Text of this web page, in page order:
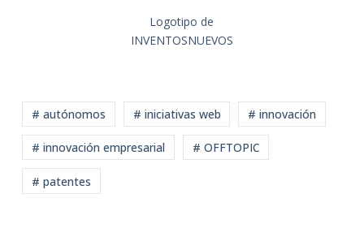
Logotipo de
INVENTOSNUEVOS
# autónomos # iniciativas web # innovación
# innovación empresarial # OFFTOPIC
# patentes